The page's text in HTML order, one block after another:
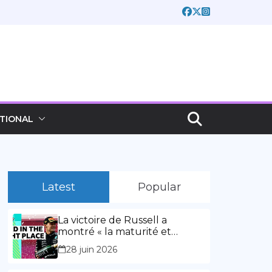
Latest Popular
La victoire de Russell a
montré « la maturité et
l’expérience » Vidéo,
00:02:03La victoire de Russell
28 juin 2026